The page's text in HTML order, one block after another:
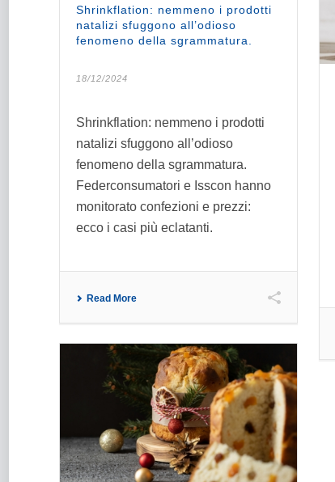
Shrinkflation: nemmeno i prodotti
natalizi sfuggono all’odioso
fenomeno della sgrammatura.
18/12/2024
Shrinkflation: nemmeno i prodotti
natalizi sfuggono all’odioso
fenomeno della sgrammatura.
Federconsumatori e Isscon hanno
monitorato confezioni e prezzi:
ecco i casi più eclatanti.
Read More